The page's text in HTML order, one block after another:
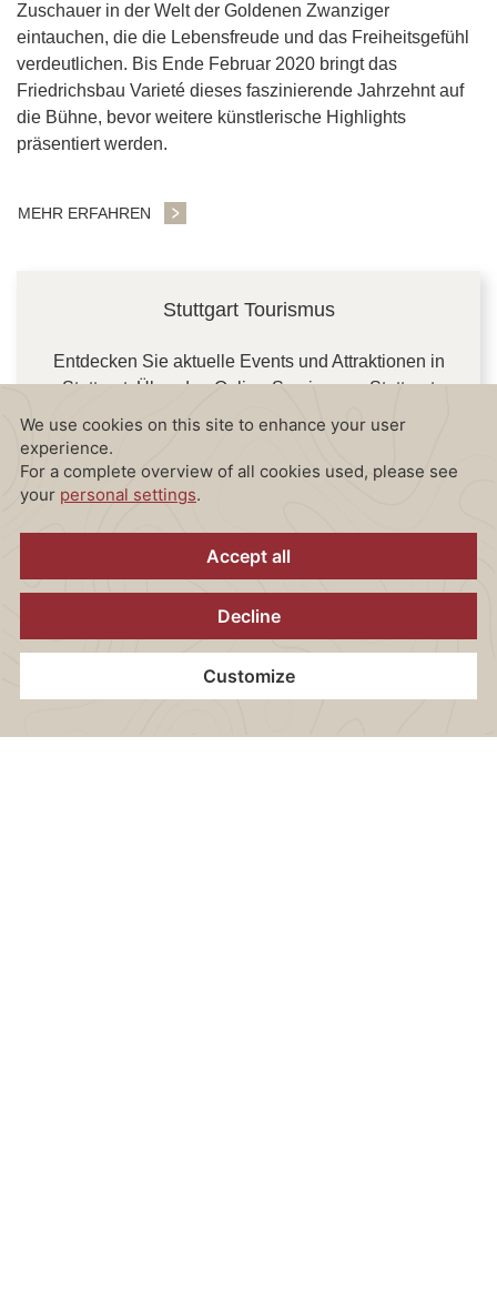
Zuschauer in der Welt der Goldenen Zwanziger
eintauchen, die die Lebensfreude und das Freiheitsgefühl
verdeutlichen. Bis Ende Februar 2020 bringt das
Friedrichsbau Varieté dieses faszinierende Jahrzehnt auf
die Bühne, bevor weitere künstlerische Highlights
präsentiert werden.
MEHR ERFAHREN
Stuttgart Tourismus
Entdecken Sie aktuelle Events und Attraktionen in
Stuttgart. Über den Online-Service von Stuttgart
Tourismus finden Sie tagesaktuelle Highlights und